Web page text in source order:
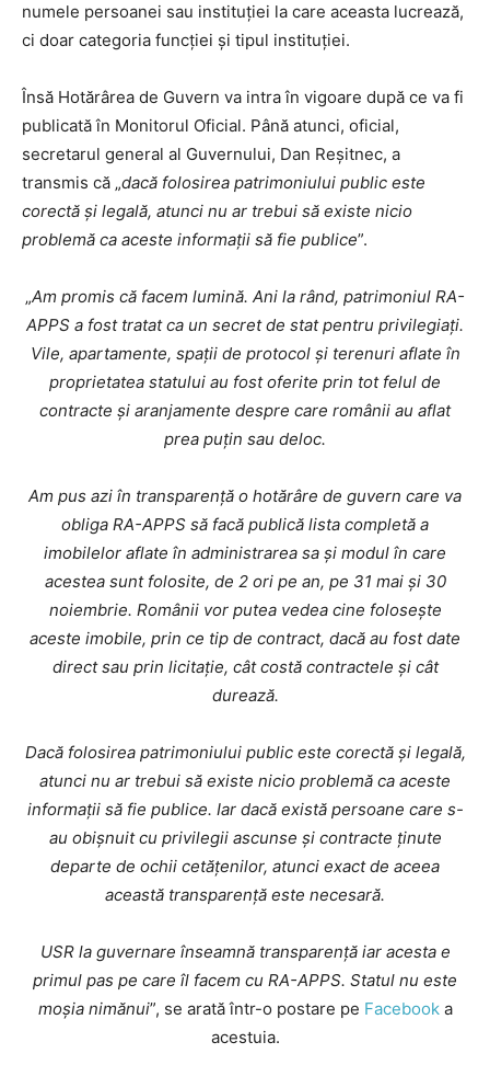
numele persoanei sau instituției la care aceasta lucrează,
ci doar categoria funcției și tipul instituției.
Însă Hotărârea de Guvern va intra în vigoare după ce va fi
publicată în Monitorul Oficial. Până atunci, oficial,
secretarul general al Guvernului, Dan Reșitnec, a
transmis că „dacă folosirea patrimoniului public este
corectă și legală, atunci nu ar trebui să existe nicio
problemă ca aceste informații să fie publice”.
„Am promis că facem lumină. Ani la rând, patrimoniul RA-
APPS a fost tratat ca un secret de stat pentru privilegiați.
Vile, apartamente, spații de protocol și terenuri aflate în
proprietatea statului au fost oferite prin tot felul de
contracte și aranjamente despre care românii au aflat
prea puțin sau deloc.
Am pus azi în transparență o hotărâre de guvern care va
obliga RA-APPS să facă publică lista completă a
imobilelor aflate în administrarea sa și modul în care
acestea sunt folosite, de 2 ori pe an, pe 31 mai și 30
noiembrie. Românii vor putea vedea cine folosește
aceste imobile, prin ce tip de contract, dacă au fost date
direct sau prin licitație, cât costă contractele și cât
durează.
Dacă folosirea patrimoniului public este corectă și legală,
atunci nu ar trebui să existe nicio problemă ca aceste
informații să fie publice. Iar dacă există persoane care s-
au obișnuit cu privilegii ascunse și contracte ținute
departe de ochii cetățenilor, atunci exact de aceea
această transparență este necesară.
USR la guvernare înseamnă transparență iar acesta e
primul pas pe care îl facem cu RA-APPS. Statul nu este
moșia nimănui”, se arată într-o postare pe Facebooka
acestuia.